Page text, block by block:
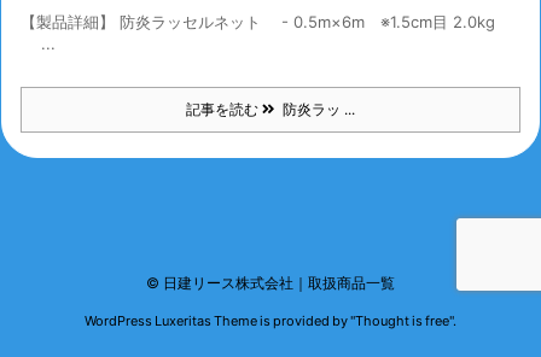
【製品詳細】 防炎ラッセルネット - 0.5m×6m ※1.5cm目 2.0kg
...
記事を読む 防炎ラッ ...
© 日建リース株式会社｜取扱商品一覧
WordPress Luxeritas Theme is provided by "Thought is free".